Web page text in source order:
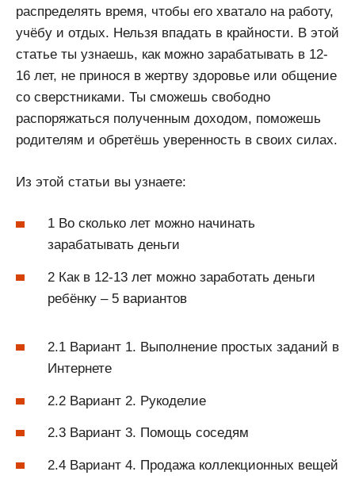
распределять время, чтобы его хватало на работу,
учёбу и отдых. Нельзя впадать в крайности. В этой
статье ты узнаешь, как можно зарабатывать в 12-
16 лет, не принося в жертву здоровье или общение
со сверстниками. Ты сможешь свободно
распоряжаться полученным доходом, поможешь
родителям и обретёшь уверенность в своих силах.
Из этой статьи вы узнаете:
1 Во сколько лет можно начинать
зарабатывать деньги
2 Как в 12-13 лет можно заработать деньги
ребёнку – 5 вариантов
2.1 Вариант 1. Выполнение простых заданий в
Интернете
2.2 Вариант 2. Рукоделие
2.3 Вариант 3. Помощь соседям
2.4 Вариант 4. Продажа коллекционных вещей